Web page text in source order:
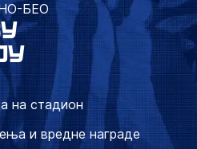
БЕО
на стадион
и вредне награде